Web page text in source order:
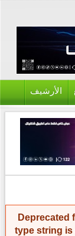
الأرشيف
Deprecated
type string is